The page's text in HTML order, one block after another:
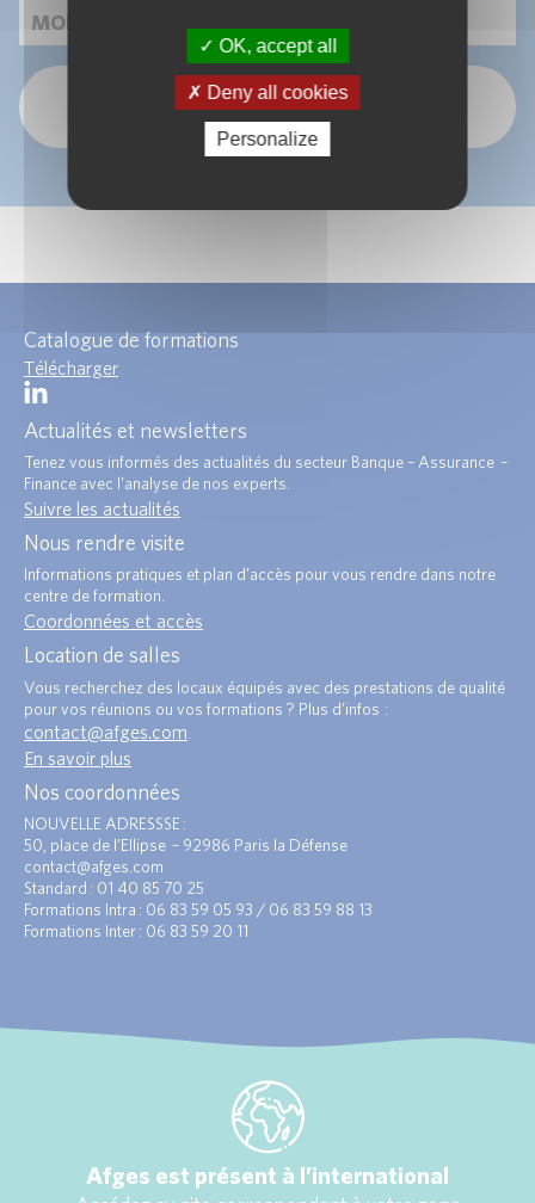
OK
Catalogue de formations
Télécharger
Actualités et newsletters
Tenez vous informés des actualités du secteur Banque – Assurance –
Finance avec l’analyse de nos experts.
Suivre les actualités
Nous rendre visite
Informations pratiques et plan d’accès pour vous rendre dans notre
centre de formation.
Coordonnées et accès
Location de salles
Vous recherchez des locaux équipés avec des prestations de qualité
pour vos réunions ou vos formations ? Plus d’infos :
contact@afges.com
En savoir plus
Nos coordonnées
NOUVELLE ADRESSSE :
50, place de l’Ellipse – 92986 Paris la Défense
contact@afges.com
Standard : 01 40 85 70 25
Formations Intra : 06 83 59 05 93 / 06 83 59 88 13
Formations Inter : 06 83 59 20 11
Afges est présent à l’international
OK, accept all
Deny all cookies
Personalize